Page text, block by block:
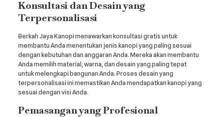
Konsultasi dan Desain yang
Terpersonalisasi
Berkah Jaya Kanopi menawarkan konsultasi gratis untuk
membantu Anda menentukan jenis kanopi yang paling sesuai
dengan kebutuhan dan anggaran Anda. Mereka akan membantu
Anda memilih material, warna, dan desain yang paling tepat
untuk melengkapi bangunan Anda. Proses desain yang
terpersonalisasi ini memastikan Anda mendapatkan kanopi yang
sesuai dengan visi Anda.
Pemasangan yang Profesional